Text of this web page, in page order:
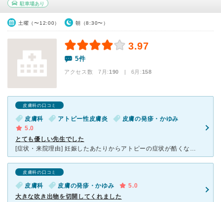
駐車場あり
土曜（〜12:00） 朝（8:30〜）
3.97
5件
アクセス数 7月:190 | 6月:158
皮膚科の口コミ
皮膚科 アトピー性皮膚炎
皮膚の発疹・かゆみ
5.0
とても優しい先生でした
[症状・来院理由] 妊娠したあたりからアトピーの症状が酷くなり他の病院に通院していました。 子供が卒乳したのでもっと症状を抑える薬を処方して欲しいとお願いしたら、自分の治療が信じられないなら他の病
皮膚科の口コミ
皮膚科 皮膚の発疹・かゆみ
5.0
大きな吹き出物を切開してくれました